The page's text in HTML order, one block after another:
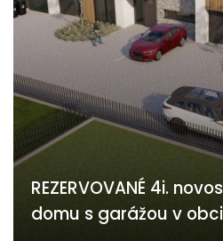
REZERVOVANÉ 4i.
domu s garážou v